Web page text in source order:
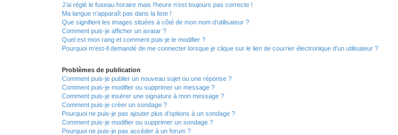
J’ai réglé le fuseau horaire mais l’heure n’est toujours pas correcte !
Ma langue n’apparaît pas dans la liste !
Que signifient les images situées à côté de mon nom d’utilisateur ?
Comment puis-je afficher un avatar ?
Quel est mon rang et comment puis-je le modifier ?
Pourquoi m’est-il demandé de me connecter lorsque je clique sur le lien de courrier électronique d’un utilisateur ?
Problèmes de publication
Comment puis-je publier un nouveau sujet ou une réponse ?
Comment puis-je modifier ou supprimer un message ?
Comment puis-je insérer une signature à mon message ?
Comment puis-je créer un sondage ?
Pourquoi ne puis-je pas ajouter plus d’options à un sondage ?
Comment puis-je modifier ou supprimer un sondage ?
Pourquoi ne puis-je pas accéder à un forum ?